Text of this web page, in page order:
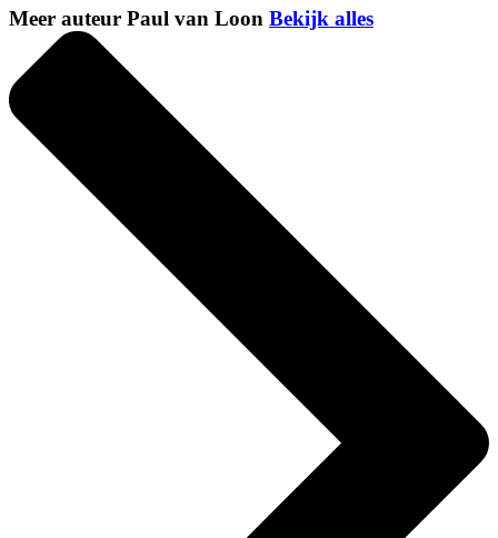
Meer auteur Paul van Loon Bekijk alles